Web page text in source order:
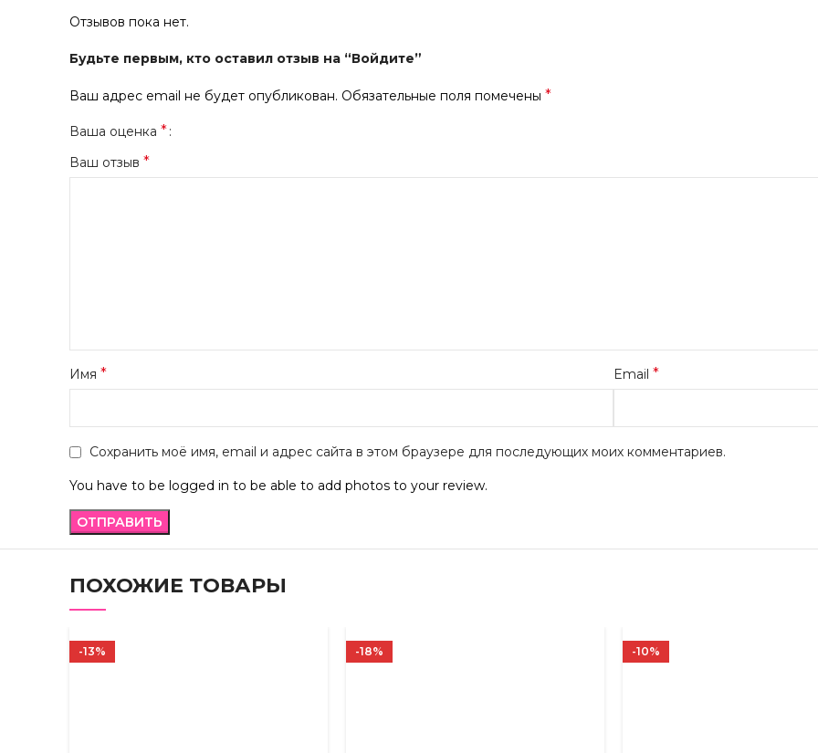
Отзывов пока нет.
Будьте первым, кто оставил отзыв на “Войдите”
Ваш адрес email не будет опубликован. Обязательные поля помечены *
Ваша оценка *
Ваш отзыв *
Имя * Email *
Сохранить моё имя, email и адрес сайта в этом браузере для последующих моих комментариев.
You have to be logged in to be able to add photos to your review.
ПОХОЖИЕ ТОВАРЫ
-13% -18% -10%